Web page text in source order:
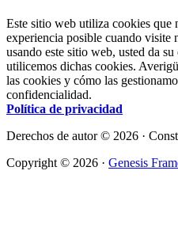
Este sitio web utiliza cookies que
experiencia posible cuando visite
usando este sitio web, usted da
utilicemos dichas cookies.
las cookies y cómo las
confidencialidad.
Política de privacidad
Derechos de autor © 2026 ·
Copyright © 2026 · Genesis